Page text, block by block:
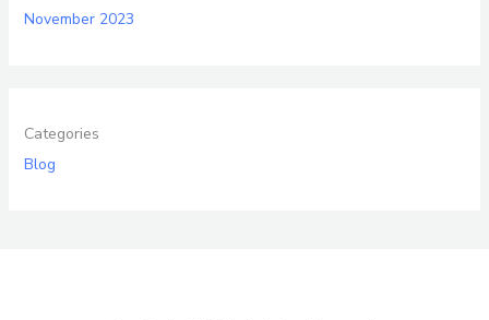
November 2023
Categories
Blog